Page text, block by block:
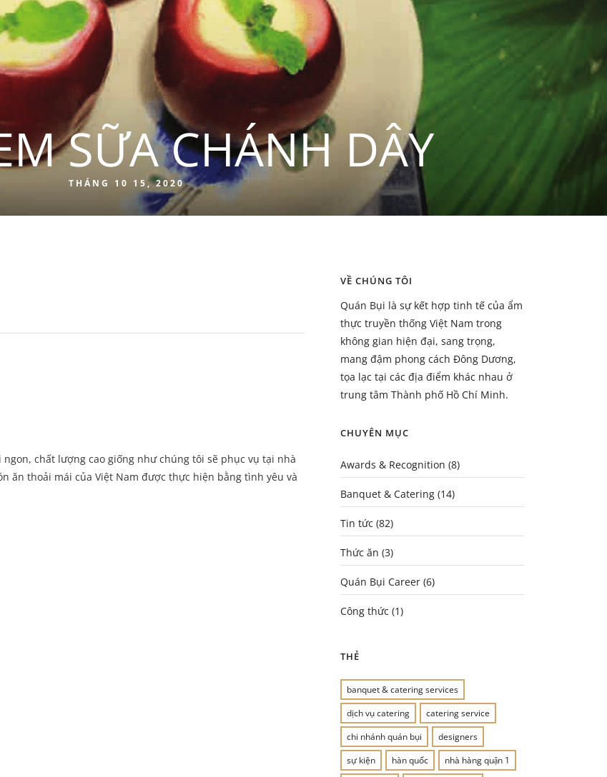
SỮA CHÁNH DÂY
THÁNG 10 15, 2020
chất lượng cao giống như chúng tôi sẽ phục vụ tại nhà
ăn thoải mái của Việt Nam được thực hiện bằng tình yêu và
VỀ CHÚNG TÔI
Quán Bụi là sự kết hợp tinh tế của ẩm
thực truyền thống Việt Nam trong
không gian hiện đại, sang trọng,
mang đậm phong cách Đông Dương,
tọa lạc tại các địa điểm khác nhau ở
trung tâm Thành phố Hồ Chí Minh.
CHUYÊN MỤC
Awards & Recognition (8)
Banquet & Catering (14)
Tin tức (82)
Thức ăn (3)
Quán Bụi Career (6)
Công thức (1)
THẺ
banquet & catering services
dịch vụ catering
catering service
chi nhánh quán bụi
designers
sự kiện
hàn quốc
nhà hàng quận 1